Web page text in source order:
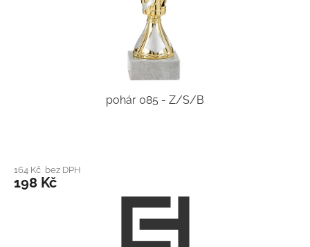
pohár 085 - Z/S/B
164 Kč bez DPH
198 Kč